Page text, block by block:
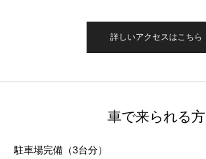
詳しいアクセスはこちら
車で来られる方
駐車場完備（3台分）